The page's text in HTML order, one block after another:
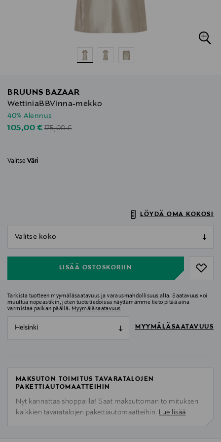
BRUUNS BAZAAR
WettiniaBBVinna-mekko
40% Alennus
Discounted Price
105,00 €Original Price
175,00 €
Valitse Väri
LÖYDÄ OMA KOKOSI
LISÄÄ OSTOSKORIIN
Tarkista tuotteen myymäläsaatavuus ja varausmahdollisuus alta. Saatavuus voi
muuttua nopeastikin, joten tuotetiedoissa näyttämämme tieto pitää aina
varmistaa paikan päällä. Myymäläsaatavuus
Helsinki MYYMÄLÄSAATAVUUS
MAKSUTON TOIMITUS TAVARATALOJEN
PAKETTIAUTOMAATTEIHIN
Nyt kannattaa shoppailla! Saat maksuttoman toimituksen
kaikkien tavaratalojen pakettiautomaatteihin. Lue lisää